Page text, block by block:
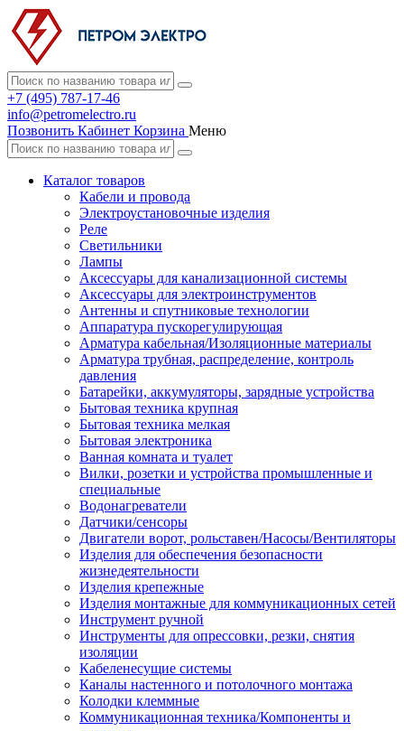
+7 (495) 787-17-46
info@petromelectro.ru
Позвонить Кабинет Корзина Меню
Каталог товаров
Кабели и провода
Электроустановочные изделия
Реле
Светильники
Лампы
Аксессуары для канализационной системы
Аксессуары для электроинструментов
Антенны и спутниковые технологии
Аппаратура пускорегулирующая
Арматура кабельная/Изоляционные материалы
Арматура трубная, распределение, контроль
давления
Батарейки, аккумуляторы, зарядные устройства
Бытовая техника крупная
Бытовая техника мелкая
Бытовая электроника
Ванная комната и туалет
Вилки, розетки и устройства промышленные и
специальные
Водонагреватели
Датчики/сенсоры
Двигатели ворот, рольставен/Насосы/Вентиляторы
Изделия для обеспечения безопасности
жизнедеятельности
Изделия крепежные
Изделия монтажные для коммуникационных сетей
Инструмент ручной
Инструменты для опрессовки, резки, снятия
изоляции
Кабеленесущие системы
Каналы настенного и потолочного монтажа
Колодки клеммные
Коммуникационная техника/Компоненты и